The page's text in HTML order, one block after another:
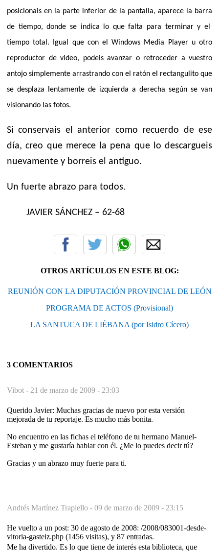
posicionais en la parte inferior de la pantalla, aparece la barra
de tiempo, donde se indica lo que falta para terminar y el
tiempo total. Igual que con el Windows Media Player u otro
reproductor de video, podeis avanzar o retroceder a vuestro
antojo simplemente arrastrando con el ratón el rectangulito que
se desplaza lentamente de izquierda a derecha según se van
visionando las fotos.
Si conservais el anterior como recuerdo de ese
día, creo que merece la pena que lo descargueis
nuevamente y borreis el antiguo.
Un fuerte abrazo para todos.
JAVIER SÁNCHEZ – 62-68
OTROS ARTÍCULOS EN ESTE BLOG:
REUNIÓN CON LA DIPUTACIÓN PROVINCIAL DE LEÓN
PROGRAMA DE ACTOS (Provisional)
LA SANTUCA DE LIÉBANA (por Isidro Cícero)
3 COMENTARIOS
Vibot - 21 de marzo de 2009 - 23:03
Querido Javier: Muchas gracias de nuevo por esta versión
mejorada de tu reportaje. Es mucho más bonita.
No encuentro en las fichas el teléfono de tu hermano Manuel-
Esteban y me gustaría hablar con él. ¿Me lo puedes decir tú?
Gracias y un abrazo muy fuerte para ti.
Andrés Martínez Trapiello - 09 de marzo de 2009 - 23:15
He vuelto a un post: 30 de agosto de 2008: /2008/083001-desde-
vitoria-gasteiz.php (1456 visitas), y 87 entradas.
Me ha divertido. Es lo que tiene de interés esta biblioteca, que